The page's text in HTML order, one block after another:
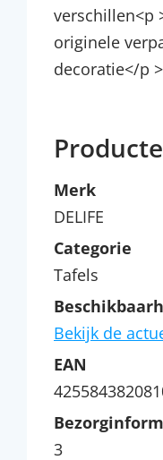
verschillen<p
originele
decoratie</p >
Merk
DELIFE
Categorie
Tafels
Bekijk de
EAN
3